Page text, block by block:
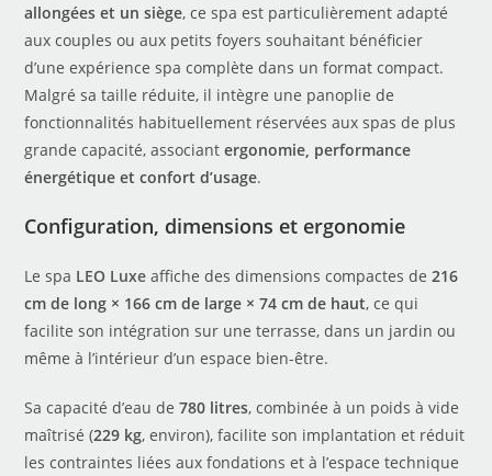
allongées et un siège, ce spa est particulièrement adapté
aux couples ou aux petits foyers souhaitant bénéficier
d’une expérience spa complète dans un format compact.
Malgré sa taille réduite, il intègre une panoplie de
fonctionnalités habituellement réservées aux spas de plus
grande capacité, associantergonomie, performance
énergétique et confort d’usage.
Configuration, dimensions et ergonomie
Le spa LEO Luxe affiche des dimensions compactes de216
cm de long × 166 cm de large × 74 cm de haut, ce qui
facilite son intégration sur une terrasse, dans un jardin ou
même à l’intérieur d’un espace bien-être.
Sa capacité d’eau de780 litres, combinée à un poids à vide
maîtrisé (229 kg, environ), facilite son implantation et réduit
les contraintes liées aux fondations et à l’espace technique